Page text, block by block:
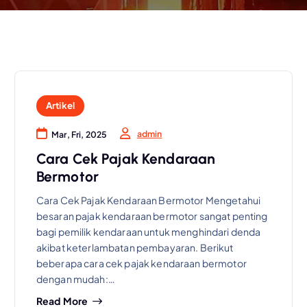
Artikel
Mar, Fri, 2025 admin
Cara Cek Pajak Kendaraan
Bermotor
Cara Cek Pajak Kendaraan Bermotor Mengetahui
besaran pajak kendaraan bermotor sangat penting
bagi pemilik kendaraan untuk menghindari denda
akibat keterlambatan pembayaran. Berikut
beberapa cara cek pajak kendaraan bermotor
dengan mudah:…
Read More